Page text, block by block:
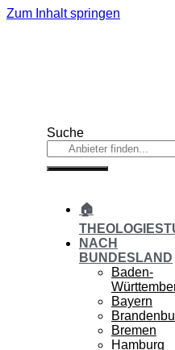
Zum Inhalt springen
Suche
🏠
NACH
BUNDESLAND
Baden-
Bayern
Bremen
Hamburg